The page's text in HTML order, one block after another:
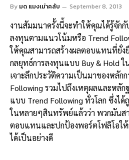
By มด แมงเม่าคลับ September 8, 2013
งานสัมมนาครั้งนี้จะทำให้คุณได้รู้จัก
ลงทุนตามแนวโน้มหรือ Trend
ให้คุณสามารถสร้างผลตอบแทนที่ยั่ง
กลยุทธ์การลงทุนแบบ Buy & Hold ใ
เจาะลึกประวัติความเป็นมาของหลัก
Following รวมไปถึงเหตุผลและหลัก
แบบ Trend Following ทั่วโลก ซึ่งไ
ในหลายๆสินทรัพย์แล้วว่า พวกมันส
ตอบแทนและปกป้องพอร์ตโฟลิโอใ
ได้เป็นอย่างดี